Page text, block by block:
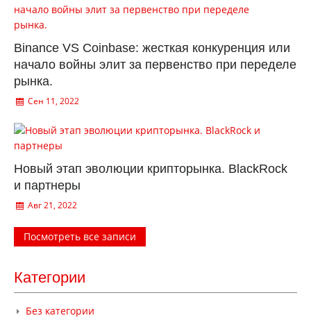
Binance VS Coinbase: жесткая конкуренция или
начало войны элит за первенство при переделе
рынка.
Сен 11, 2022
Новый этап эволюции крипторынка. BlackRock
и партнеры
Авг 21, 2022
Посмотреть все записи
Категории
Без категории